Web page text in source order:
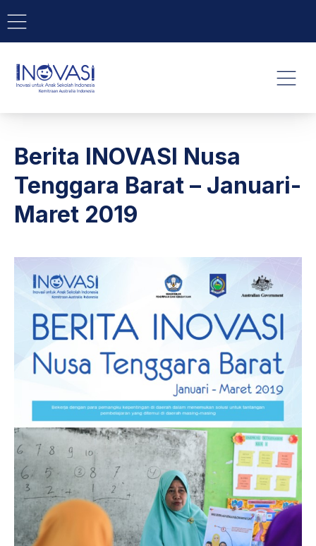
BAR NAVIGATION
INOVASI - Untuk Anak
Berita INOVASI Nusa
Tenggara Barat – Januari-
Maret 2019